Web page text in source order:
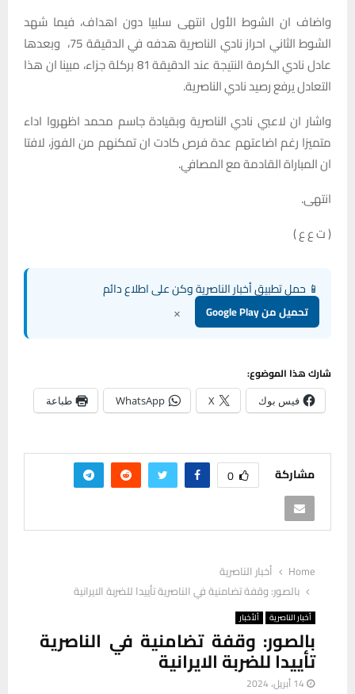
واضاف ان الشوط الأول انتهى سلبيا دون اهداف، فيما شهد
الشوط الثاني احراز نادي الناصرية هدفه في الدقيقة 75، وبعدها
عادل نادي الكرمة النتيجة عند الدقيقة 81 بركلة جزاء، مبينا ان هذا
التعادل يرفع رصيد نادي الناصرية.
واشار ان لاعبي نادي الناصرية وبقيادة جاسم محمد اظهروا اداء
متميزا رغم اضاعتهم عدة فرص كادت ان تمكنهم من الفوز، لافتا
ان المباراة القادمة مع المصافي.
انتهى.
( ت ع ع )
📱 حمل تطبيق أخبار الناصرية وكن على اطلاع دائم
تحميل من Google Play ×
شارك هذا الموضوع:
فيس بوك X
WhatsApp طباعة
مشاركة 0
Home
أخبار الناصرية
بالصور: وقفة تضامنية في الناصرية تأييدا للضربة الايرانية
أخبار الناصرية ألأخبار
بالصور: وقفة تضامنية في الناصرية
تأييدا للضربة الايرانية
14 أبريل، 2024